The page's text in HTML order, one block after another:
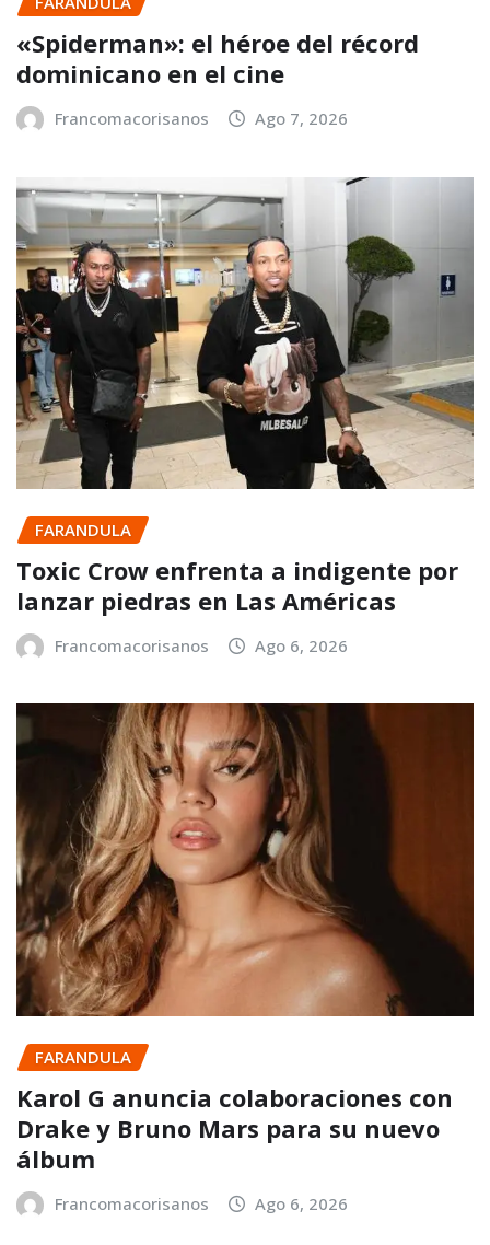
«Spiderman»: el héroe del récord
dominicano en el cine
Francomacorisanos Ago 7, 2026
FARANDULA
Toxic Crow enfrenta a indigente por
lanzar piedras en Las Américas
Francomacorisanos Ago 6, 2026
FARANDULA
Karol G anuncia colaboraciones con
Drake y Bruno Mars para su nuevo
álbum
Francomacorisanos Ago 6, 2026